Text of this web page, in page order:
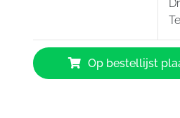
koopt. Op de lange termijn
door direct al een dubbele
te kopen.
Gerbing
Enkelvoudige
Draagbare
Op bestellijst